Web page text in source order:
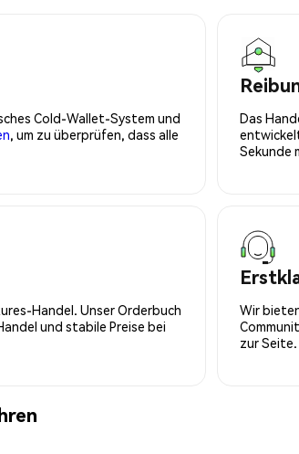
Cold-Wallet-System und
, um zu überprüfen, dass alle
Das
Sekunde
Handel. Unser Orderbuch
und stabile Preise bei
Wir
zur Seite.